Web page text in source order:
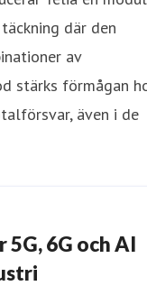
där den
av
stärks förmågan
även i de
6G och AI